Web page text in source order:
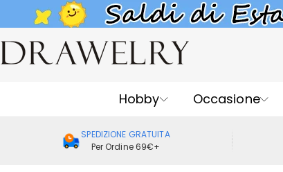
Hobby Occasione
SPEDIZIONE GRATUITA
Per Ordine 69€+